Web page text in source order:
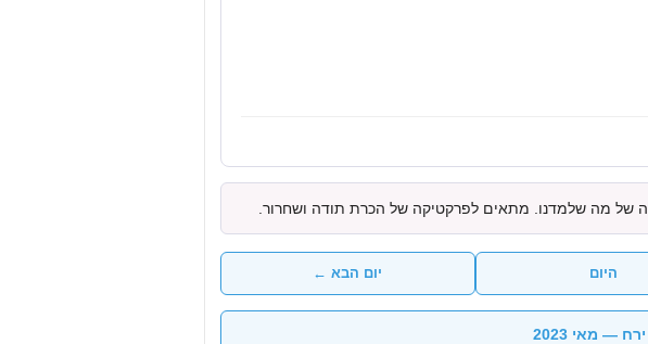
של מה שלמדנו. מתאים לפרקטיקה של הכרת תודה ושחרור.
היום יום הבא ←
— מאי 2023